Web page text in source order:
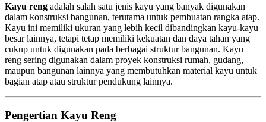
Kayu reng adalah salah satu jenis kayu yang banyak digunakan
dalam konstruksi bangunan, terutama untuk pembuatan rangka atap.
Kayu ini memiliki ukuran yang lebih kecil dibandingkan kayu-kayu
besar lainnya, tetapi tetap memiliki kekuatan dan daya tahan yang
cukup untuk digunakan pada berbagai struktur bangunan. Kayu
reng sering digunakan dalam proyek konstruksi rumah, gudang,
maupun bangunan lainnya yang membutuhkan material kayu untuk
bagian atap atau struktur pendukung lainnya.
Pengertian Kayu Reng